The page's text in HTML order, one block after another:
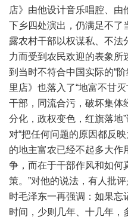
店》由他设计音乐唱腔、由
下乡四处演出，仍满足不了
露农村干部以权谋私、不法
力而受到农民欢迎的表象所
到当时不符合中国实际的“
里店》也落入了“地富不甘
干部，同流合污，破坏集体
分化，政权变色，红旗落地
对“把任何问题的原因都反
的地主富农已经不起多大作
争，而在于干部作风和如何
策。”对他的说法，有人批
时毛泽东一再强调：如果忘
时间，少则几年、十几年，